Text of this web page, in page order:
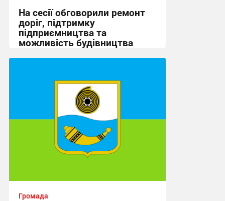
На сесії обговорили ремонт
доріг, підтримку
підприємництва та
можливість будівництва
Громада